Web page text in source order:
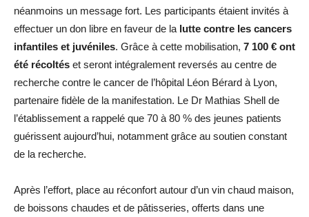
néanmoins un message fort. Les participants étaient invités à
effectuer un don libre en faveur de la lutte contre les cancers
infantiles et juvéniles. Grâce à cette mobilisation, 7 100 € ont
été récoltés et seront intégralement reversés au centre de
recherche contre le cancer de l’hôpital Léon Bérard à Lyon,
partenaire fidèle de la manifestation. Le Dr Mathias Shell de
l’établissement a rappelé que 70 à 80 % des jeunes patients
guérissent aujourd’hui, notamment grâce au soutien constant
de la recherche.
Après l’effort, place au réconfort autour d’un vin chaud maison,
de boissons chaudes et de pâtisseries, offerts dans une